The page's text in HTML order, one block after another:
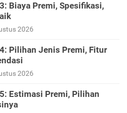
Biaya Premi, Spesifikasi,
2026
Pilihan Jenis Premi, Fitur
2026
Estimasi Premi, Pilihan